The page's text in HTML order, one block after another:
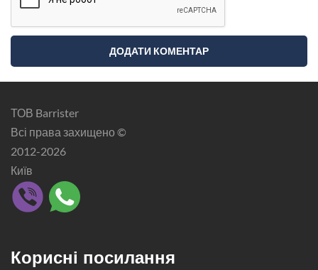
ТОВ Barrister
Всі права захищено ©
2012-2026
Київ
Корисні посилання